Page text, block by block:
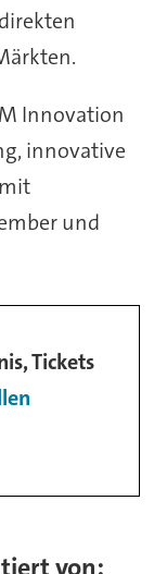
Innovation
innovative
und
Tickets